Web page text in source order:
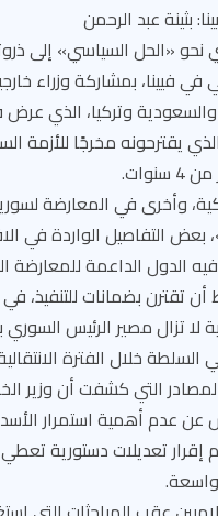
بثينة عبد الرحمن
«الحل السياسي» إلى
في فيينا، بمشاركة وزراء
والسعودية وتركيا، الذي
يقترحونه مخرجًا للأزمة
وأخرى في المعارضة
بعض التفاصيل الواردة في
الدول الداعمة للمعارضة
تقترن بضمانات للتنفيذ،
لا تزال مصير الرئيس السوري
خلال الفترة
التي كشفت أن وزير
عدم أهمية استمرار
إقرار تعديلات دستورية
واسعة.